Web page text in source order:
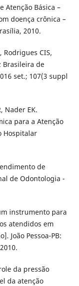
Atenção Básica –
doença crônica –
2010.
Rodrigues CIS,
Brasileira de
set.; 107(3 suppl
Nader EK.
para a Atenção
Hospitalar
de
de Odontologia -
instrumento para
atendidos em
João Pessoa-PB:
da pressão
da atenção